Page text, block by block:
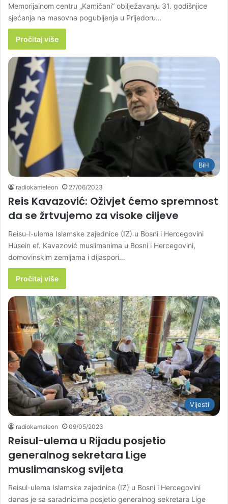
Memorijalnom centru „Kamičani“ obilježavanju 31. godišnjice
sjećanja na masovna pogubljenja u Prijedoru…
Pročitaj više
BiH
radiokameleon 27/06/2023
Reis Kavazović: Oživjet ćemo spremnost
da se žrtvujemo za visoke ciljeve
Reisu-l-ulema Islamske zajednice (IZ) u Bosni i Hercegovini
Husein ef. Kavazović muslimanima u Bosni i Hercegovini,
domovinskim zemljama i dijaspori…
Pročitaj više
Vijesti
radiokameleon 09/05/2023
Reisul-ulema u Rijadu posjetio
generalnog sekretara Lige
muslimanskog svijeta
Reisul-ulema Islamske zajednice (IZ) u Bosni i Hercegovini
danas je sa saradnicima posjetio generalnog sekretara Lige